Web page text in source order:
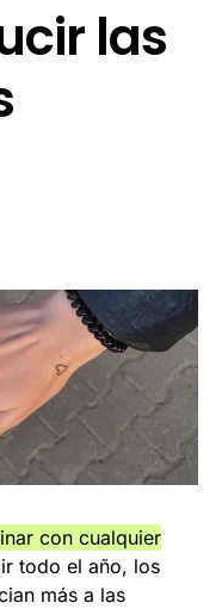
las
con cualquier
todo el año, los
más a las